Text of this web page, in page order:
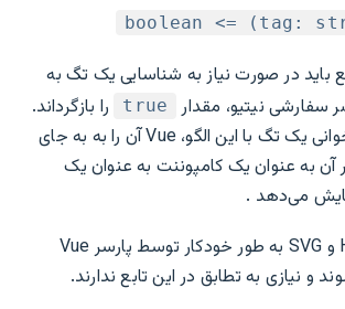
باید در صورت نیاز به شناسایی یک تگ به
سفارشی نیتیو، مقدار
true
را بازگرداند.
در صورت همخوانی یک تگ با این الگو، Vue آن را به به جای
به عنوان یک کامپوننت به عنوان یک
می‌دهد .
تگ‌های HTML و SVG به طور خودکار توسط پارسر Vue
و نیازی به تطابق در این تابع ندارند.